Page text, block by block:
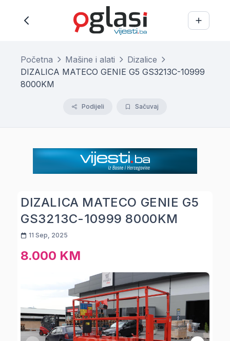
Početna Mašine i alati
Dizalice
DIZALICA MATECO GENIE G5 GS3213C-10999
8000KM
Podijeli Sačuvaj
DIZALICA MATECO GENIE G5
GS3213C-10999 8000KM
11 Sep, 2025
8.000 KM